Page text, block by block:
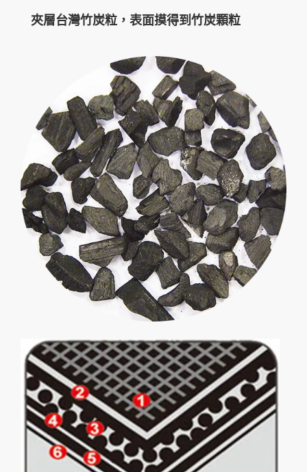
夾層台灣竹炭粒，表面摸得到竹炭顆粒